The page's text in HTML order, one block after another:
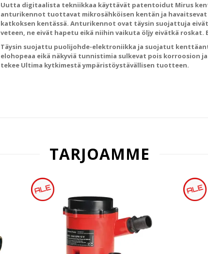
Uutta digitaalista tekniikkaa käyttävät patentoidut Mirus
anturikennot tuottavat mikrosähköisen kentän ja
katkoksen kentässä. Anturikennot ovat täysin suojattuja
veteen, ne eivät hapetu eikä niihin vaikuta öljy eivätkä roskat.
Täysin suojattu puolijohde-elektroniikka ja suojatut
elohopeaa eikä näkyviä tunnistimia sulkevat pois korroosion
tekee Ultima kytkimestä ympäristöystävällisen tuotteen.
TARJOAMME